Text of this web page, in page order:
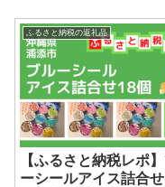
ふるさと納税の返礼品
【ふるさと納税レポ
ーシールアイス詰合